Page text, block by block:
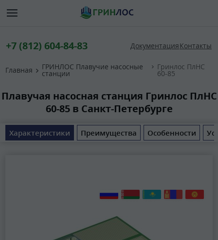
+7 (812) 604-84-83 ДокументацияКонтакты
Главная ГРИНЛОС Плавучие насосные
станции
Гринлос ПлНС
60-85
Плавучая насосная станция Гринлос ПлНС
60-85 в Санкт-Петербурге
Характеристики Преимущества Особенности